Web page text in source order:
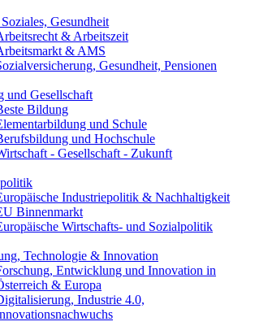
Gesundheit
& Arbeitszeit
& AMS
Gesundheit, Pensionen
und Gesellschaft
Bildung
und Schule
und Hochschule
- Gesellschaft - Zukunft
Industriepolitik & Nachhaltigkeit
Binnenmarkt
Wirtschafts- und Sozialpolitik
Technologie & Innovation
Entwicklung und Innovation in
& Europa
Industrie 4.0,